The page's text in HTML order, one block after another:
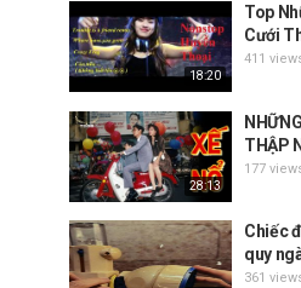
18:20
Top
Cưới
411
28:13
THẬP
177
Chiếc
quy
361